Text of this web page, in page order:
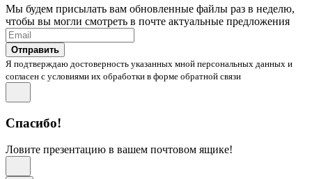
Мы будем присылать вам обновленные файлы раз в неделю,
чтобы вы могли смотреть в почте актуальные предложения
Отправить
Я подтверждаю достоверность указанных мной персональных данных и
согласен с условиями их обработки в форме обратной связи
Спасибо!
Ловите презентацию в вашем почтовом ящике!